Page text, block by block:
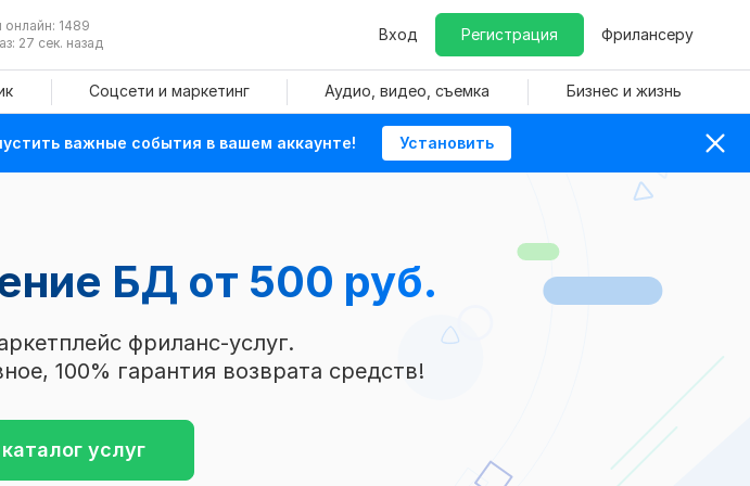
онлайн: 1489
27 сек. назад
Вход Регистрация Фрилансеру
Соцсети и маркетинг Аудио, видео, съемка Бизнес и жизнь
важные события в вашем аккаунте! Установить
БД от 500 руб.
фриланс-услуг.
100% гарантия возврата средств!
услуг